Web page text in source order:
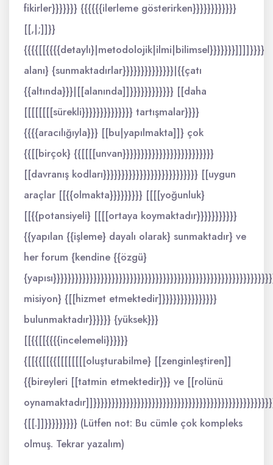
fikirler}}}}}}} {{{{{{ilerleme gösterirken}}}}}}}}}}}}
[[,|;]]}}
{{{{[[{{{{detaylı}|metodolojik|ilmi|bilimsel}}}}}}}]]]]}}}}
alanı} {sunmaktadırlar}}}}}}}}}}}}}}|{{çatı
{{altında}}}|[[alanında]]}}}}}}}}}}}} [[daha
[[[[[[[[sürekli}}}}}}}}}}}}}} tartışmalar}}}}
{{{{aracılığıyla}}} [[bu|yapılmakta]]} çok
{{[[birçok} {{[[[[unvan}}}}}}}}}}}}}}}}}}}}}}}}}
[[davranış kodları}}}}}}}}}}}}}}}}}}}}}}}}}} [[uygun
araçlar [[{{olmakta}}}}}}}}} [[[[yoğunluk}
[[{{potansiyeli} [[[[ortaya koymaktadır}}}}}}}}}}}
{{yapılan {{işleme} dayalı olarak} sunmaktadır} ve
her forum {kendine {{özgü}
misiyon} {[[hizmet etmektedir]}}}}}}}}}}}}}}}
bulunmaktadır}}}}}} {yüksek}}}
[[{{[[{{{{incelemeli}}}}}}
{[[{{[[{{[[[[[[[[oluşturabilme} [[zenginleştiren]]
{{bireyleri [[tatmin etmektedir}}} ve [[rolünü
{[[.]]}}}}}}}}} (Lütfen not: Bu cümle çok kompleks
olmuş. Tekrar yazalım)